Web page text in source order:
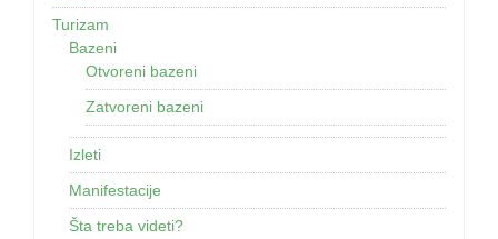
Turizam
Bazeni
Otvoreni bazeni
Zatvoreni bazeni
Izleti
Manifestacije
Šta treba videti?